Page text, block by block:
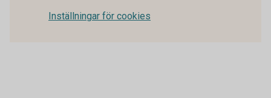
Inställningar för cookies